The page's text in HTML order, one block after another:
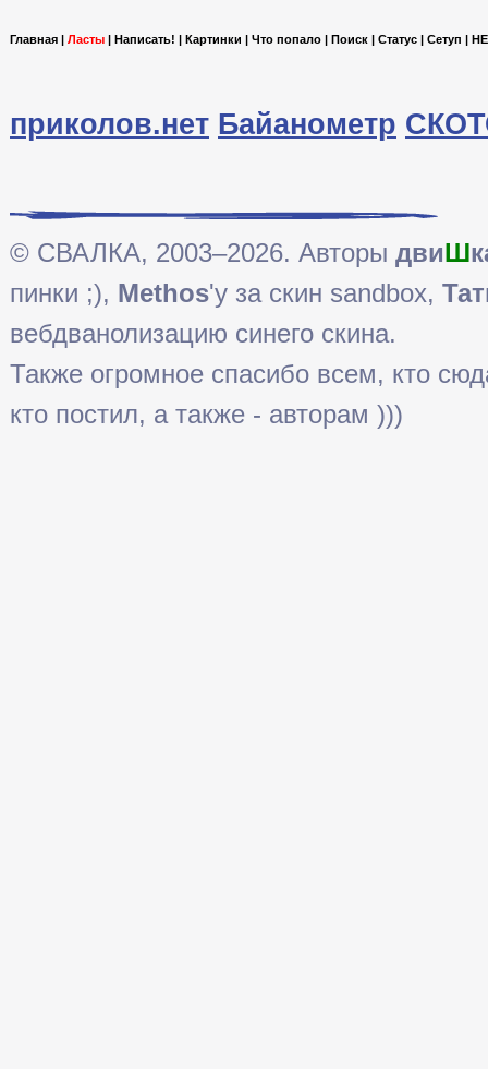
Главная | Ласты | Написать! | Картинки | Что попало | Поиск | Статус | Сетуп |
приколов.нет Байанометр
© СВАЛКА, 2003–2026. Авторы двиШ
пинки ;), Methos'у за скин sandbox,
вебдванолизацию синего скина.
Также огромное спасибо всем, кто
кто постил, а также - авторам )))